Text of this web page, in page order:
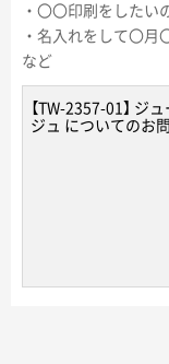
・〇〇印刷をしたい
・名入れをして〇
など